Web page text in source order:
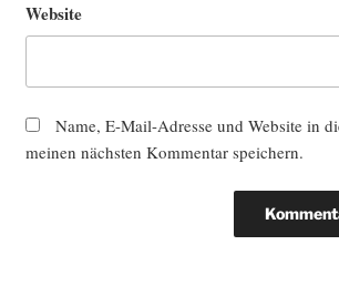
Website
Name, E-Mail-Adresse und Website in
meinen nächsten Kommentar speichern.